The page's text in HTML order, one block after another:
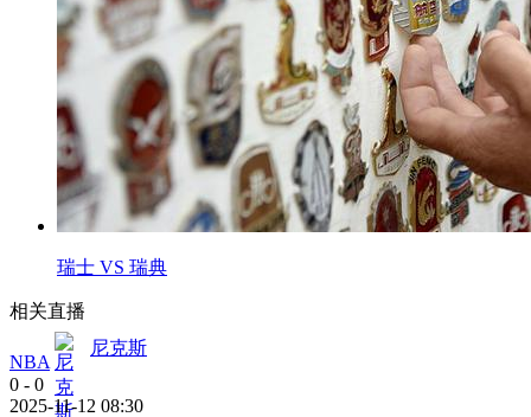
瑞士 VS 瑞典
相关直播
NBA
尼克斯
0 - 0
2025-11-12 08:30